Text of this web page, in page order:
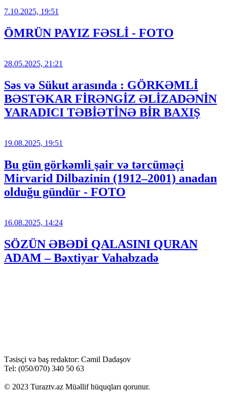
7.10.2025, 19:51
ÖMRÜN PAYIZ FƏSLİ - FOTO
28.05.2025, 21:21
Səs və Sükut arasında : GÖRKƏMLİ
BƏSTƏKAR FİRƏNGİZ ƏLİZADƏNİN
YARADICI TƏBİƏTİNƏ BİR BAXIŞ
19.08.2025, 19:51
Bu gün görkəmli şair və tərcüməçi
Mirvarid Dilbazinin (1912–2001) anadan
olduğu gündür - FOTO
16.08.2025, 14:24
SÖZÜN ƏBƏDİ QALASINI QURAN
ADAM – Bəxtiyar Vahabzadə
Təsisçi və baş redaktor: Cəmil Dadaşov
Tel: (050/070) 340 50 63
© 2023 Turaztv.az Müəllif hüquqları qorunur.